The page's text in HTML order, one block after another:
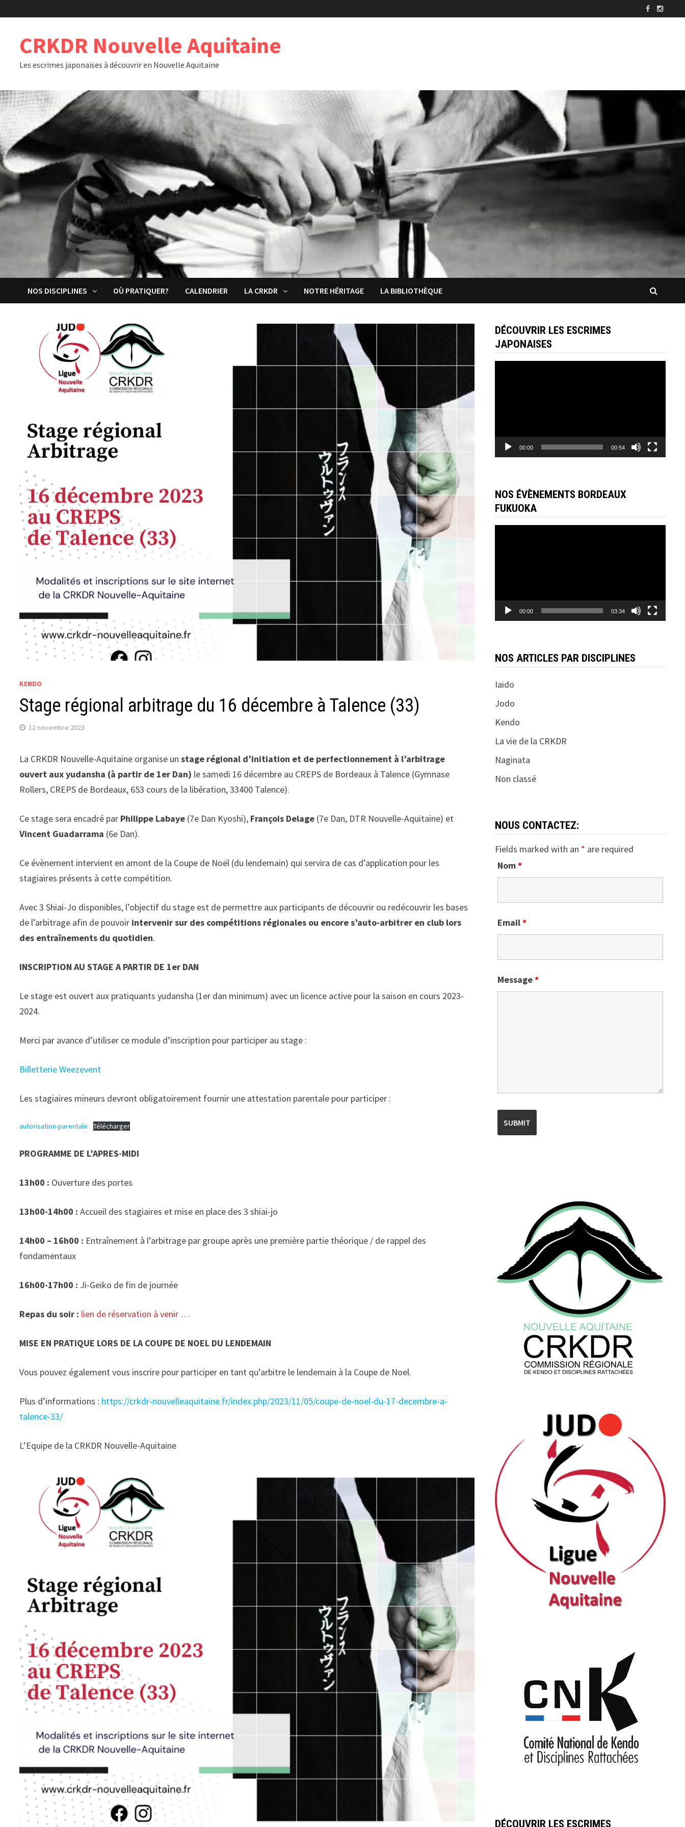
au
CRKDR Nouvelle Aquitaine
Les escrimes japonaises à découvrir en Nouvelle Aquitaine
NOS DISCIPLINES OÙ PRATIQUER? CALENDRIER LA CRKDR NOTRE HÉRITAGE LA BIBLIOTHÈQUE
KENDO
Stage régional arbitrage du 16 décembre à Talence (33)
12 novembre 2023
La CRKDR Nouvelle-Aquitaine organise unstage régional d’initiation et de perfectionnement à l’arbitrage
ouvert aux yudansha (à partir de 1er Dan) le samedi 16 décembre au CREPS de Bordeaux à Talence (Gymnase
Rollers, CREPS de Bordeaux, 653 cours de la libération, 33400 Talence).
Ce stage sera encadré par Philippe Labaye (7e Dan Kyoshi), François Delage (7e Dan, DTR Nouvelle-Aquitaine) et
Vincent Guadarrama (6e Dan).
Ce évènement intervient en amont de la Coupe de Noël (du lendemain) qui servira de cas d’application pour les
stagiaires présents à cette compétition.
Avec 3 Shiai-Jo disponibles, l’objectif du stage est de permettre aux participants de découvrir ou redécouvrir les bases
de l’arbitrage afin de pouvoir intervenir sur des compétitions régionales ou encore s’auto-arbitrer en club lors
des entraînements du quotidien.
INSCRIPTION AU STAGE A PARTIR DE 1er DAN
Le stage est ouvert aux pratiquants yudansha (1er dan minimum) avec un licence active pour la saison en cours 2023-
2024.
Merci par avance d’utiliser ce module d’inscription pour participer au stage :
Billetterie Weezevent
Les stagiaires mineurs devront obligatoirement fournir une attestation parentale pour participer :
autorisation-parentale Télécharger
PROGRAMME DE L’APRES-MIDI
13h00 : Ouverture des portes
13h00-14h00 : Accueil des stagiaires et mise en place des 3 shiai-jo
14h00 – 16h00 : Entraînement à l’arbitrage par groupe après une première partie théorique / de rappel des
fondamentaux
16h00-17h00 : Ji-Geiko de fin de journée
Repas du soir : lien de réservation à venir …
MISE EN PRATIQUE LORS DE LA COUPE DE NOEL DU LENDEMAIN
Vous pouvez également vous inscrire pour participer en tant qu’arbitre le lendemain à la Coupe de Noel.
Plus d’informations : https://crkdr-nouvelleaquitaine.fr/index.php/2023/11/05/coupe-de-noel-du-17-decembre-a-
talence-33/
L’Equipe de la CRKDR Nouvelle-Aquitaine
DÉCOUVRIR LES ESCRIMES
JAPONAISES
00:00 00:54
NOS ÉVÈNEMENTS BORDEAUX
FUKUOKA
00:00 03:34
NOS ARTICLES PAR DISCIPLINES
Iaido
Jodo
Kendo
La vie de la CRKDR
Naginata
Non classé
NOUS CONTACTEZ:
Fields marked with an * are required
Nom*
Email*
Message*
DÉCOUVRIR LES ESCRIMES